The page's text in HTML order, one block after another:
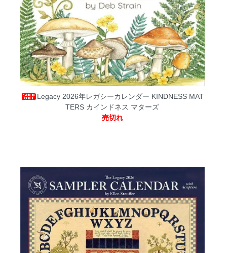
Legacy 2026年レガシーカレンダー KINDNESS MAT
TERS カインドネス マターズ
売切れ